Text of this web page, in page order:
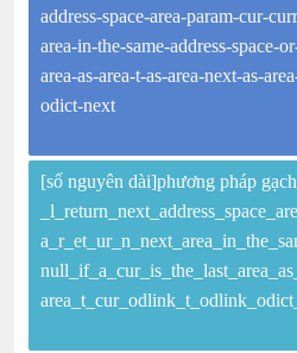
address-space-area-param-cur-
area-in-the-same-address-space-
area-as-area-t-as-area-next-as-
odict-next
[số nguyên dài]phương pháp